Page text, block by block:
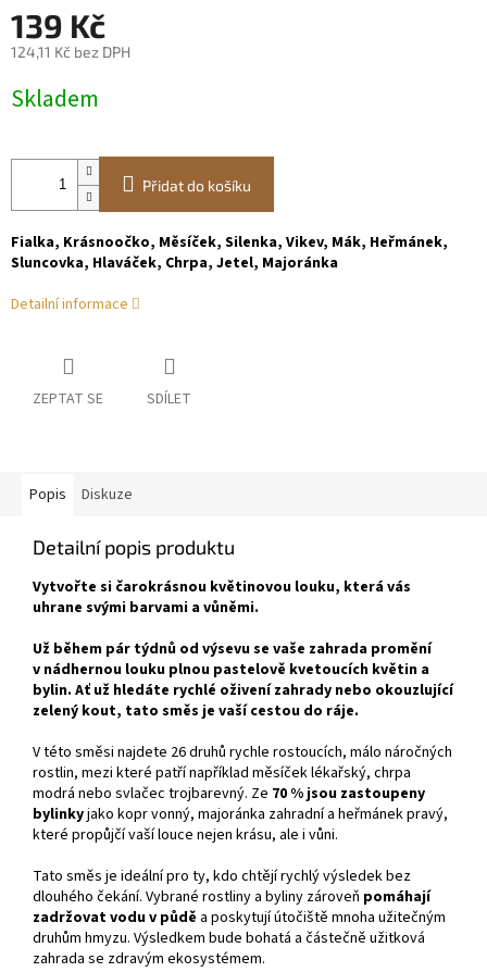
139 Kč
124,11 Kč bez DPH
cena:
Skladem
Přidat do košíku
Fialka, Krásnoočko, Měsíček, Silenka, Vikev, Mák, Heřmánek,
Sluncovka, Hlaváček, Chrpa, Jetel, Majoránka
Detailní informace
ZEPTAT SE SDÍLET
Popis Diskuze
Detailní popis produktu
Vytvořte si čarokrásnou květinovou louku, která vás
uhrane svými barvami a vůněmi.
Už během pár týdnů od výsevu se vaše zahrada promění
v nádhernou louku plnou pastelově kvetoucích květin a
bylin. Ať už hledáte rychlé oživení zahrady nebo okouzlující
zelený kout, tato směs je vaší cestou do ráje.
V této směsi najdete 26 druhů rychle rostoucích, málo náročných
rostlin, mezi které patří například měsíček lékařský, chrpa
modrá nebo svlačec trojbarevný. Ze 70 % jsou zastoupeny
bylinkyjako kopr vonný, majoránka zahradní a heřmánek pravý,
které propůjčí vaší louce nejen krásu, ale i vůni.
Tato směs je ideální pro ty, kdo chtějí rychlý výsledek bez
dlouhého čekání. Vybrané rostliny a byliny zároveň pomáhají
zadržovat vodu v půdě a poskytují útočiště mnoha užitečným
druhům hmyzu. Výsledkem bude bohatá a částečně užitková
zahrada se zdravým ekosystémem.